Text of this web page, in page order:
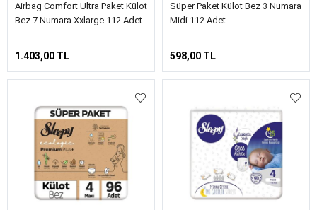
Airbag Comfort Ultra Paket Külot
Bez 7 Numara Xxlarge 112 Adet
1.403,00 TL
Süper Paket Külot Bez 3 Numara
Midi 112 Adet
598,00 TL